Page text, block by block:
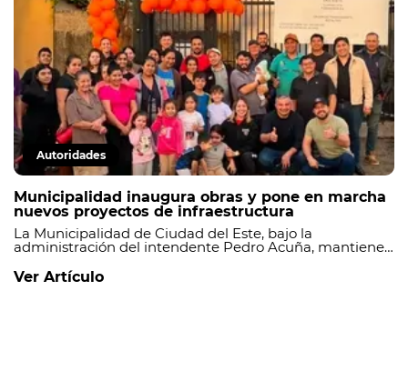
Autoridades
Municipalidad inaugura obras y pone en marcha
nuevos proyectos de infraestructura
La Municipalidad de Ciudad del Este, bajo la
administración del intendente Pedro Acuña, mantiene
proyectos culminados y dando inicio a nuevas
intervenciones que continúan fortaleciendo la
Ver Artículo